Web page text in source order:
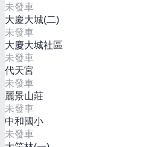
未發車
大慶大城(二)
未發車
大慶大城社區
未發車
代天宮
未發車
麗景山莊
未發車
中和國小
未發車